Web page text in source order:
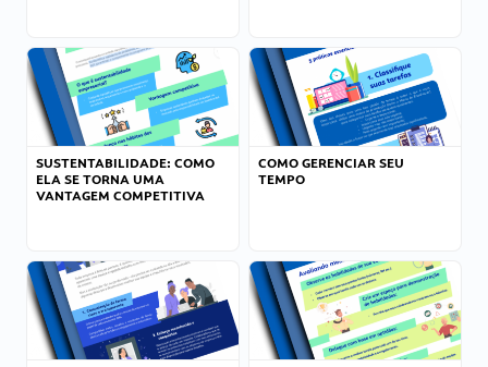
SUSTENTABILIDADE: COMO
ELA SE TORNA UMA
VANTAGEM COMPETITIVA
COMO GERENCIAR SEU
TEMPO